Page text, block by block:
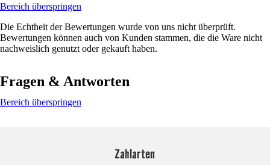
Bereich überspringen
Die Echtheit der Bewertungen wurde von uns nicht überprüft.
Bewertungen können auch von Kunden stammen, die die Ware nicht
nachweislich genutzt oder gekauft haben.
Fragen & Antworten
Bereich überspringen
Zahlarten